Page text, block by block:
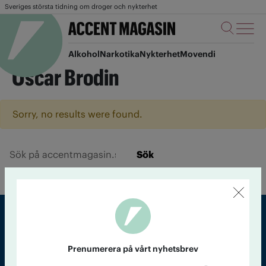
Sveriges största tidning om droger och nykterhet
AlkoholNarkotikaNykterhetMovendi
Oscar Brodin
Sorry, no results were found.
Sök
Prenumerera på vårt nyhetsbrev